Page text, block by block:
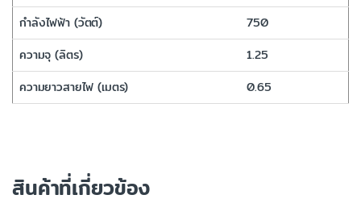
สินค้าที่เกี่ยวข้อง
กำลังไฟฟ้า (วัตต์)
750
ความจุ (ลิตร)
1.25
ความยาวสายไฟ (เมตร)
0.65